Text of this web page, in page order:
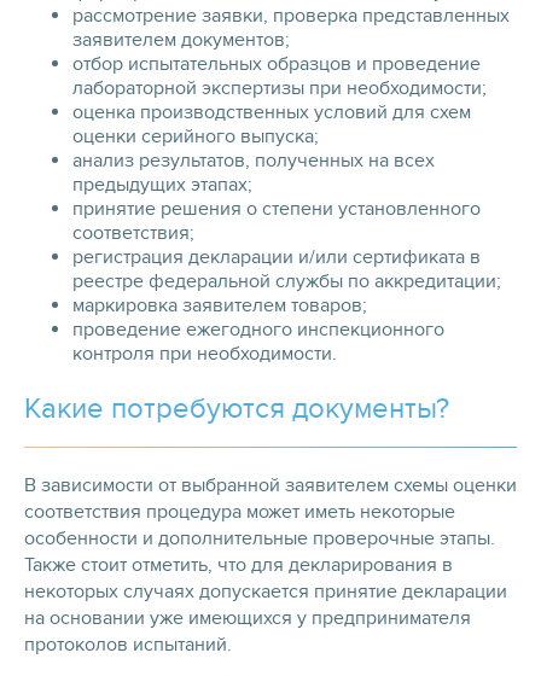
рассмотрение заявки, проверка представленных
заявителем документов;
отбор испытательных образцов и проведение
лабораторной экспертизы при необходимости;
оценка производственных условий для схем
оценки серийного выпуска;
анализ результатов, полученных на всех
предыдущих этапах;
принятие решения о степени установленного
соответствия;
регистрация декларации и/или сертификата в
реестре федеральной службы по аккредитации;
маркировка заявителем товаров;
проведение ежегодного инспекционного
контроля при необходимости.
Какие потребуются документы?
В зависимости от выбранной заявителем схемы оценки
соответствия процедура может иметь некоторые
особенности и дополнительные проверочные этапы.
Также стоит отметить, что для декларирования в
некоторых случаях допускается принятие декларации
на основании уже имеющихся у предпринимателя
протоколов испытаний.